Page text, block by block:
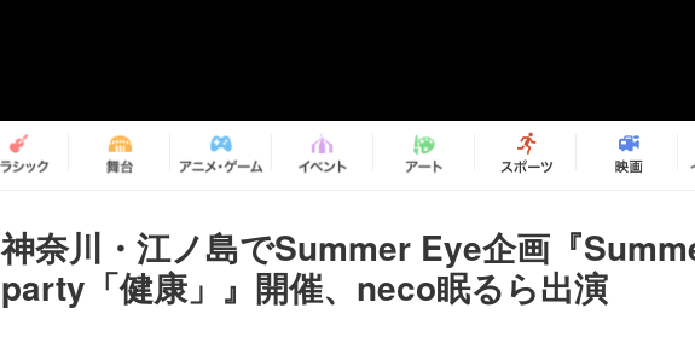
神奈川・江ノ島でSummer Eye企画『
party「健康」』開催、neco眠るら出演